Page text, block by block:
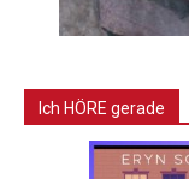
Ich HÖRE gerade